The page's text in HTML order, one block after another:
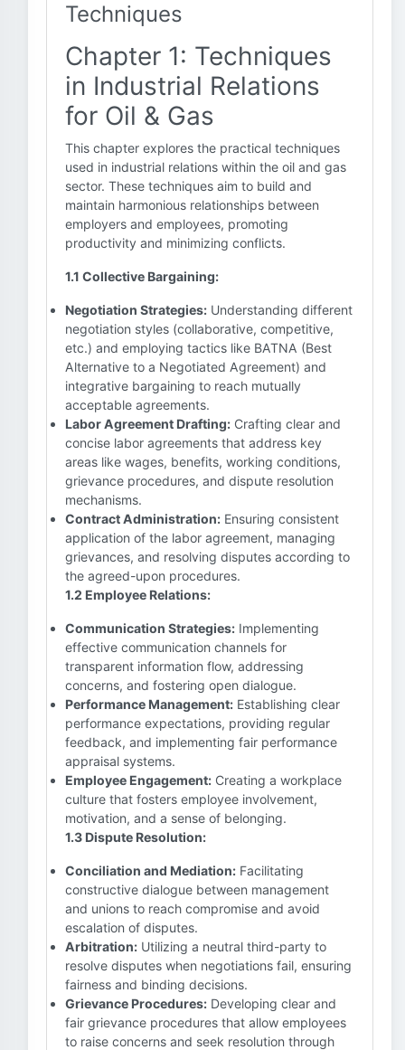
Techniques
Chapter 1: Techniques
in Industrial Relations
for Oil & Gas
This chapter explores the practical techniques
used in industrial relations within the oil and gas
sector. These techniques aim to build and
maintain harmonious relationships between
employers and employees, promoting
productivity and minimizing conflicts.
1.1 Collective Bargaining:
Negotiation Strategies: Understanding different
negotiation styles (collaborative, competitive,
etc.) and employing tactics like BATNA (Best
Alternative to a Negotiated Agreement) and
integrative bargaining to reach mutually
acceptable agreements.
Labor Agreement Drafting: Crafting clear and
concise labor agreements that address key
areas like wages, benefits, working conditions,
grievance procedures, and dispute resolution
mechanisms.
Contract Administration: Ensuring consistent
application of the labor agreement, managing
grievances, and resolving disputes according to
the agreed-upon procedures.
1.2 Employee Relations:
Communication Strategies: Implementing
effective communication channels for
transparent information flow, addressing
concerns, and fostering open dialogue.
Performance Management: Establishing clear
performance expectations, providing regular
feedback, and implementing fair performance
appraisal systems.
Employee Engagement: Creating a workplace
culture that fosters employee involvement,
motivation, and a sense of belonging.
1.3 Dispute Resolution:
Conciliation and Mediation: Facilitating
constructive dialogue between management
and unions to reach compromise and avoid
escalation of disputes.
Arbitration: Utilizing a neutral third-party to
resolve disputes when negotiations fail, ensuring
fairness and binding decisions.
Grievance Procedures: Developing clear and
fair grievance procedures that allow employees
to raise concerns and seek resolution through